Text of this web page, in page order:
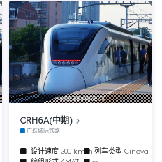
中车南京浦镇车辆有限公司
CRH6A(中期)
广珠城际铁路
设计速度 200 km/h列车类型 Cinova